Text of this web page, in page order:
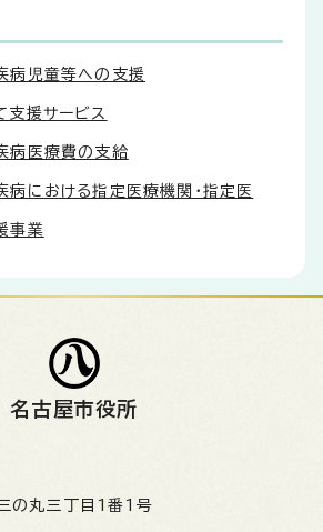
病児童等への支援
支援サービス
病医療費の支給
病における指定医療機関・指定医
事業
名古屋市役所
の丸三丁目1番1号